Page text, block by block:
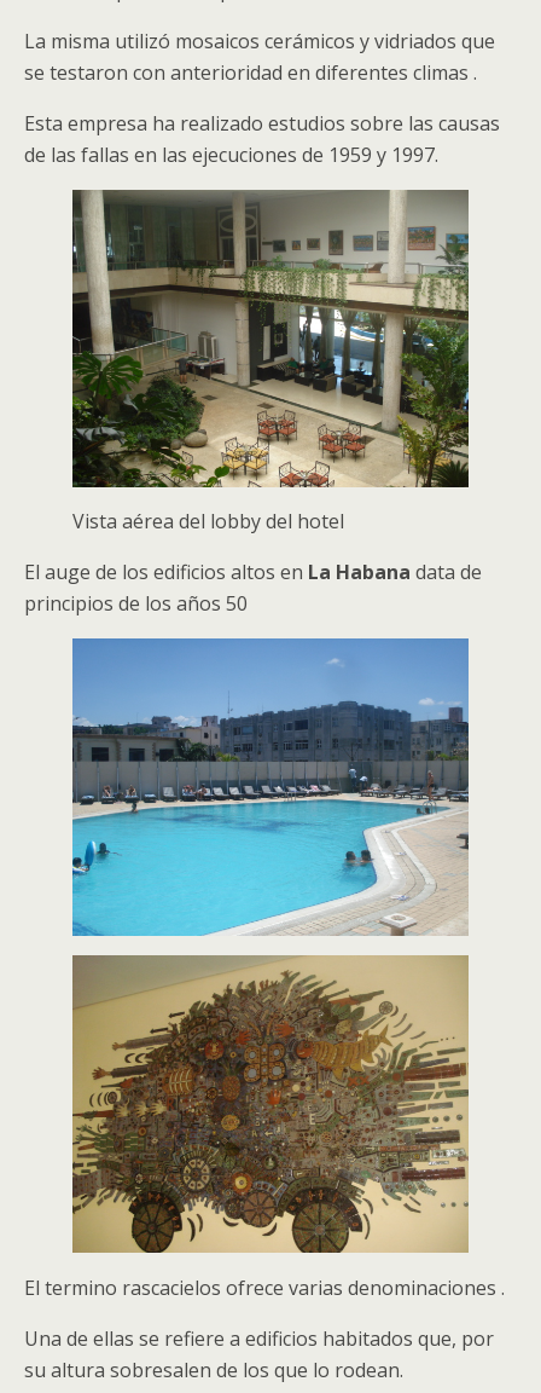
La misma utilizó mosaicos cerámicos y vidriados que
se testaron con anterioridad en diferentes climas .
Esta empresa ha realizado estudios sobre las causas
de las fallas en las ejecuciones de 1959 y 1997.
Vista aérea del lobby del hotel
El auge de los edificios altos en La Habana data de
principios de los años 50
El termino rascacielos ofrece varias denominaciones .
Una de ellas se refiere a edificios habitados que, por
su altura sobresalen de los que lo rodean.